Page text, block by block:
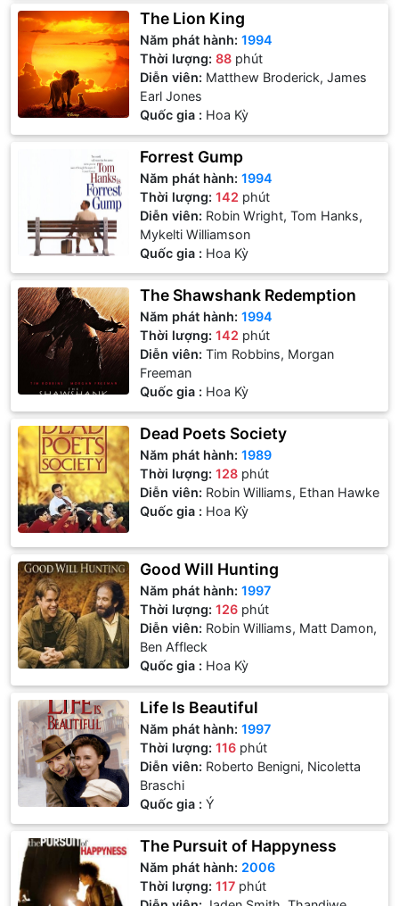
The Lion King
Năm phát hành:1994
Thời lượng:88 phút
Diễn viên: Matthew Broderick, James
Earl Jones
Quốc gia : Hoa Kỳ
Forrest Gump
Năm phát hành:1994
Thời lượng:142 phút
Diễn viên: Robin Wright, Tom Hanks,
Mykelti Williamson
Quốc gia : Hoa Kỳ
The Shawshank Redemption
Năm phát hành:1994
Thời lượng:142 phút
Diễn viên:Tim Robbins, Morgan
Freeman
Quốc gia : Hoa Kỳ
Dead Poets Society
Năm phát hành:1989
Thời lượng:128 phút
Diễn viên: Robin Williams, Ethan Hawke
Quốc gia : Hoa Kỳ
Good Will Hunting
Năm phát hành:1997
Thời lượng:126 phút
Diễn viên: Robin Williams, Matt Damon,
Ben Affleck
Quốc gia : Hoa Kỳ
Life Is Beautiful
Năm phát hành:1997
Thời lượng:116 phút
Diễn viên: Roberto Benigni, Nicoletta
Braschi
Quốc gia : Ý
The Pursuit of Happyness
Năm phát hành: 2006
Thời lượng:117 phút